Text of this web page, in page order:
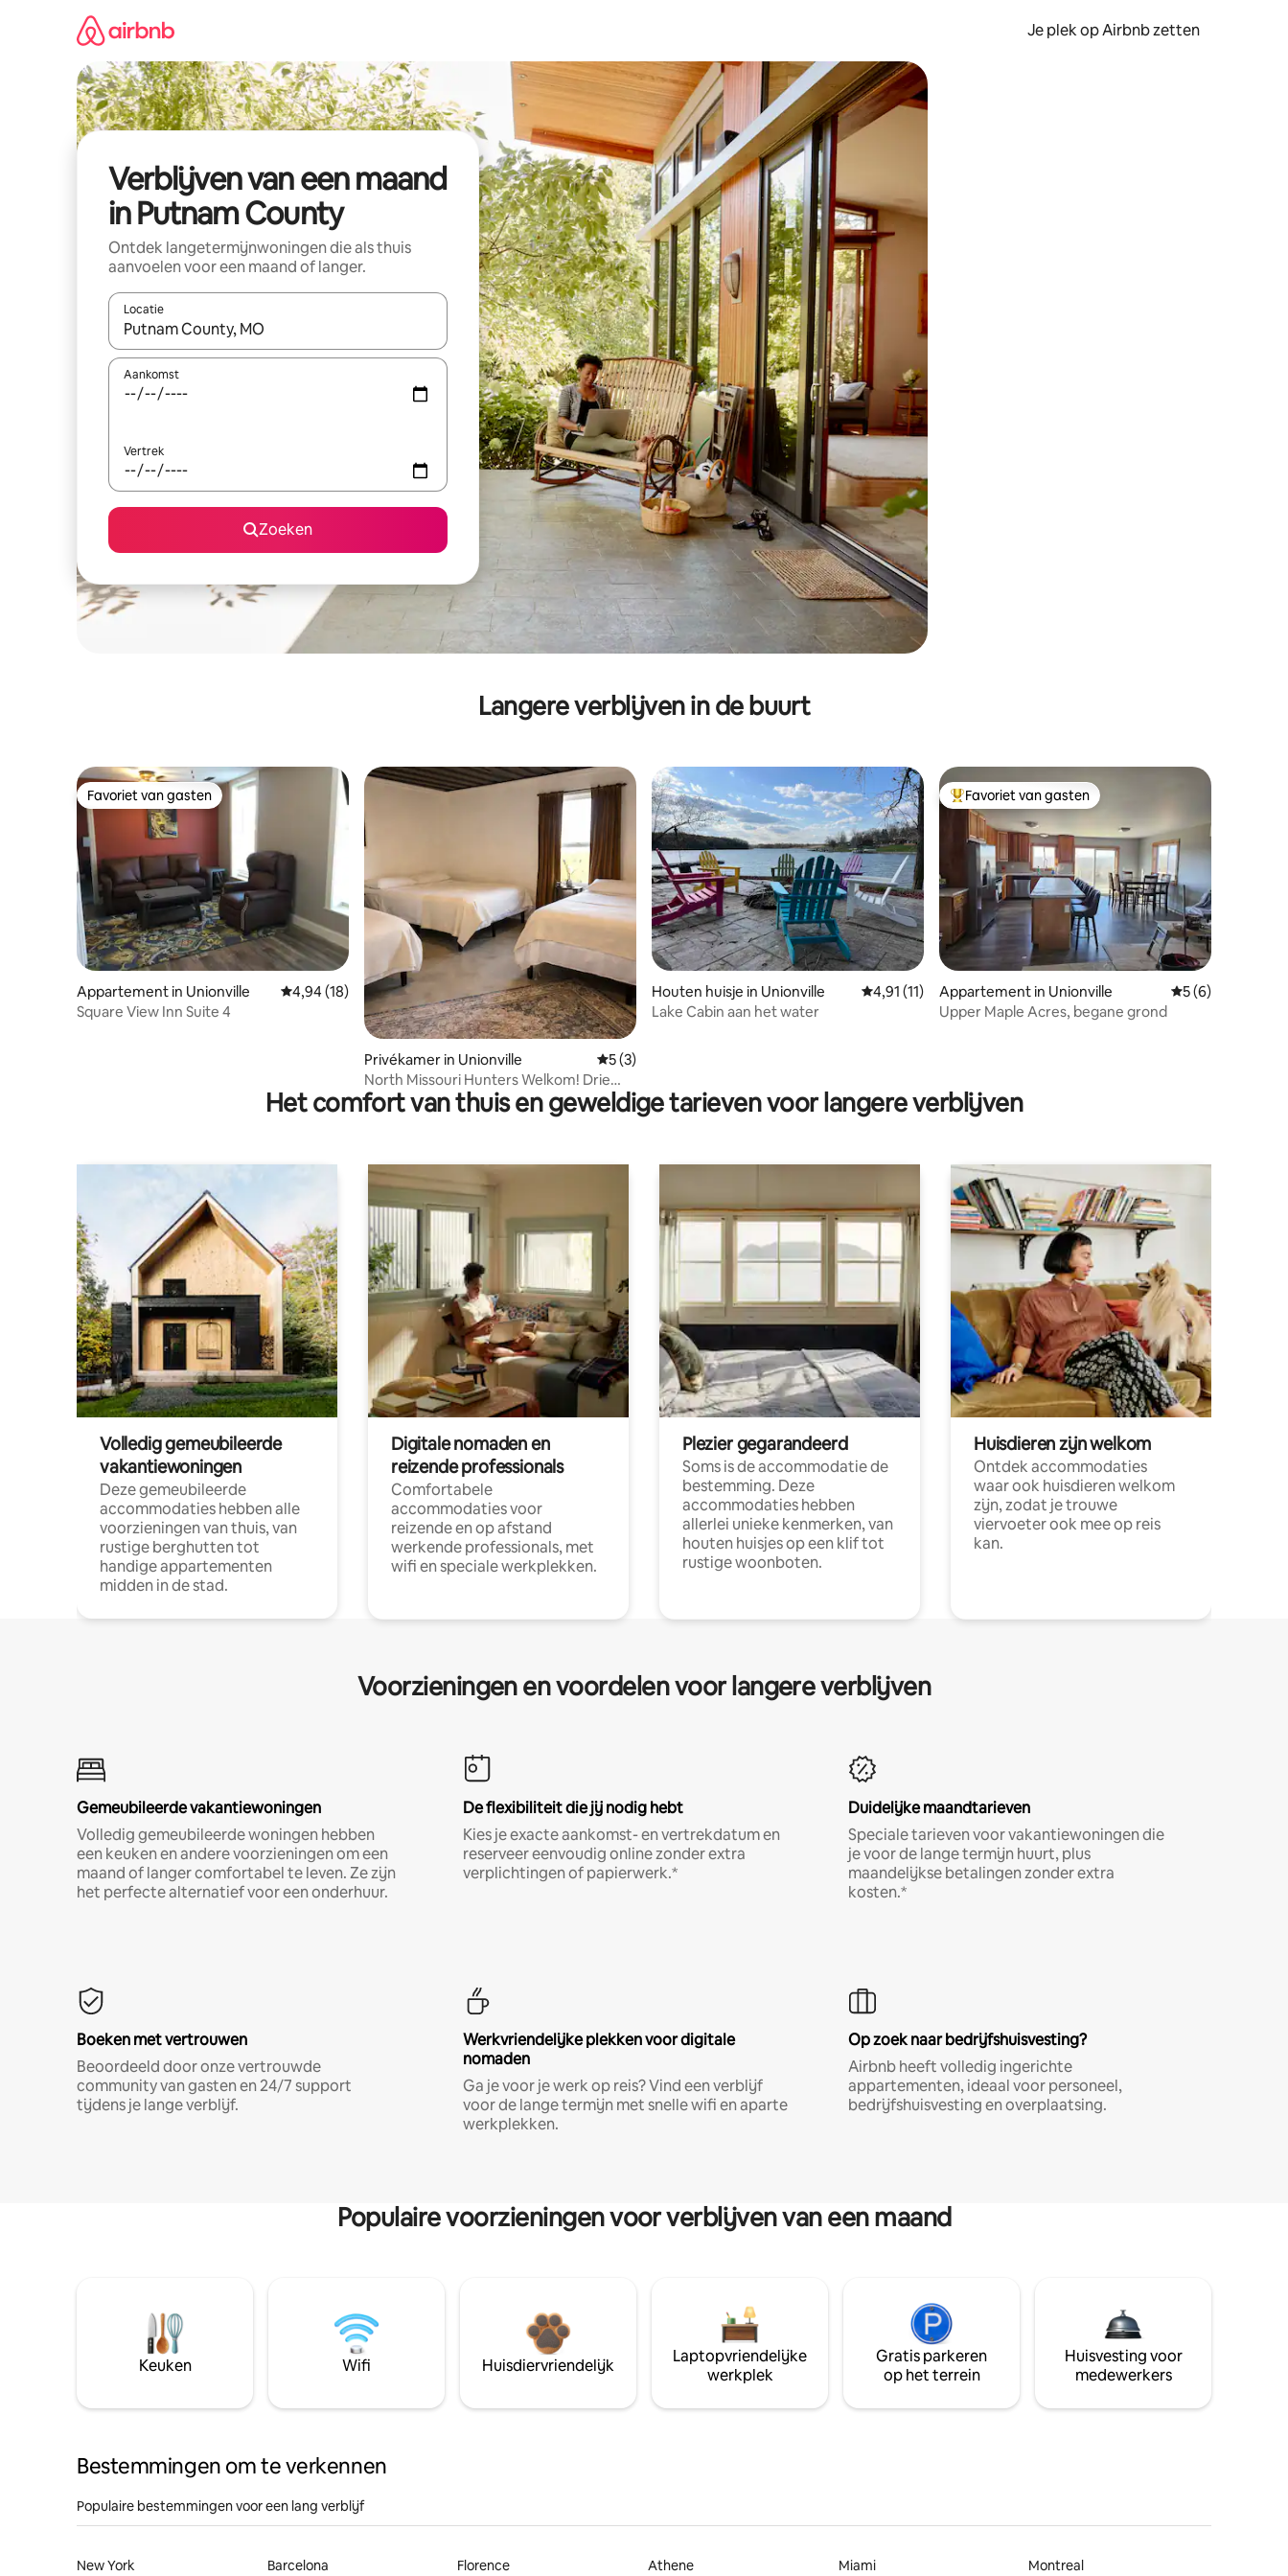
Je plek op Airbnb zetten
Verblijven van een maand
in Putnam County
Ontdek langetermijnwoningen die als thuis
aanvoelen voor een maand of langer.
Locatie
Wanneer er resultaten beschikbaar zijn, maak je een keuze met je de pijltjestoetsen omhoog en omlaag, óf door te tikken of swipen.
Aankomst
Vertrek
Zoeken
Langere verblijven in de buurt
Favoriet van gasten
Favoriet van gasten
Appartement in Unionville Gemiddelde beoordeling van 4,94 op 5, 18 recensies
4,94 (18)
Square View Inn Suite 4
Privékamer in Unionville Gemiddelde beoordeling van 5 op 5, 3 recensies
5 (3)
North Missouri Hunters Welkom! Drie
queensize bedden
Houten huisje in Unionville Gemiddelde beoordeling van 4,91 op 5, 11 recensies
4,91 (11)
Lake Cabin aan het water
Topfavoriet van gasten
Favoriet van gasten
Appartement in Unionville Gemiddelde
5 (6)
Upper Maple Acres, begane grond
Het comfort van thuis en geweldige tarieven voor langere verblijven
Volledig gemeubileerde
vakantiewoningen
Deze gemeubileerde
accommodaties hebben alle
voorzieningen van thuis, van
rustige berghutten tot
handige appartementen
midden in de stad.
Digitale nomaden en
reizende professionals
Comfortabele
accommodaties voor
reizende en op afstand
werkende professionals, met
wifi en speciale werkplekken.
Plezier gegarandeerd
Soms is de accommodatie de
bestemming. Deze
accommodaties hebben
allerlei unieke kenmerken, van
houten huisjes op een klif tot
rustige woonboten.
Huisdieren zijn welkom
Ontdek accommodaties
waar ook huisdieren welkom
zijn, zodat je trouwe
viervoeter ook mee op reis
kan.
Voorzieningen en voordelen voor langere verblijven
Gemeubileerde vakantiewoningen
Volledig gemeubileerde woningen hebben
een keuken en andere voorzieningen om een
maand of langer comfortabel te leven. Ze zijn
het perfecte alternatief voor een onderhuur.
De flexibiliteit die jij nodig hebt
Kies je exacte aankomst- en vertrekdatum en
reserveer eenvoudig online zonder extra
verplichtingen of papierwerk.*
Duidelijke maandtarieven
Speciale tarieven voor vakantiewoningen die
je voor de lange termijn huurt, plus
maandelijkse betalingen zonder extra
kosten.*
Boeken met vertrouwen
Beoordeeld door onze vertrouwde
community van gasten en 24/7 support
tijdens je lange verblijf.
Werkvriendelijke plekken voor digitale
nomaden
Ga je voor je werk op reis? Vind een verblijf
voor de lange termijn met snelle wifi en aparte
werkplekken.
Op zoek naar bedrijfshuisvesting?
Airbnb heeft volledig ingerichte
appartementen, ideaal voor personeel,
bedrijfshuisvesting en overplaatsing.
Populaire voorzieningen voor verblijven van een maand
Keuken Wifi Huisdiervriendelijk
Laptopvriendelijke
werkplek
Gratis parkeren
op het terrein
Huisvesting voor
medewerkers
Bestemmingen om te verkennen
Populaire bestemmingen voor een lang verblijf
New York
Barcelona
Florence
Athene
Miami
Montreal